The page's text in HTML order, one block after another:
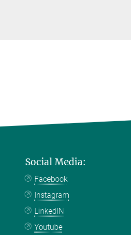
Social Media:
Facebook
Instagram
LinkedIN
Youtube